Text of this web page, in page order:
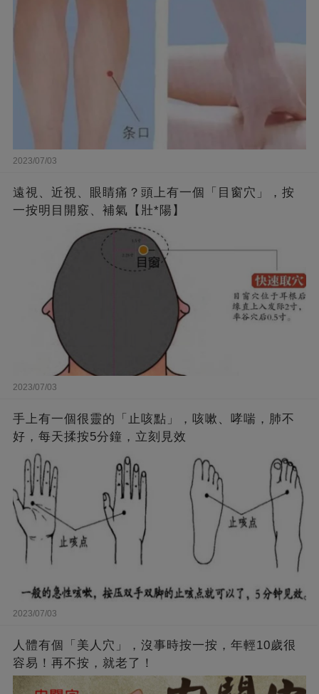
2023/07/03
遠視、近視、眼睛痛？頭上有一個「目窗穴」，按
一按明目開竅、補氣【壯*陽】
2023/07/03
手上有一個很靈的「止咳點」，咳嗽、哮喘，肺不
好，每天揉按5分鐘，立刻見效
2023/07/03
人體有個「美人穴」，沒事時按一按，年輕10歲很
容易！再不按，就老了！